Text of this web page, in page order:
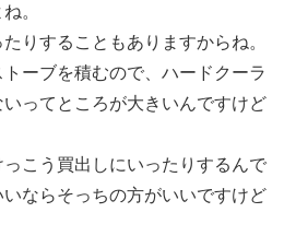
。
りすることもありますからね。
ーブを積むので、ハードクーラ
ってところが大きいんですけど
こう買出しにいったりするんで
ならそっちの方がいいですけど